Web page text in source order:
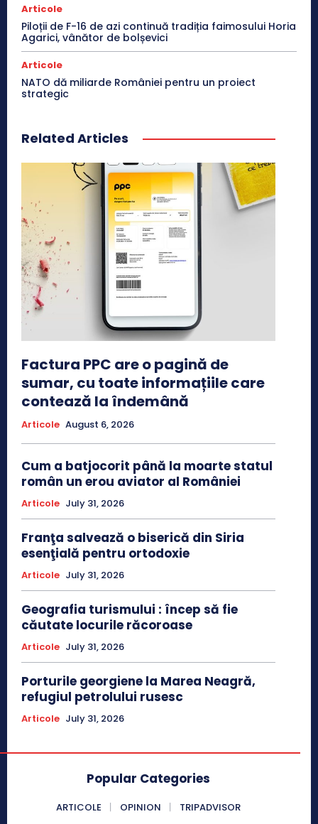
Articole
Piloții de F-16 de azi continuă tradiția faimosului Horia
Agarici, vânător de bolșevici
Articole
NATO dă miliarde României pentru un proiect
strategic
Related Articles
Factura PPC are o pagină de
sumar, cu toate informațiile care
contează la îndemână
Articole August 6, 2026
Cum a batjocorit până la moarte statul
român un erou aviator al României
Articole July 31, 2026
Franţa salvează o biserică din Siria
esenţială pentru ortodoxie
Articole July 31, 2026
Geografia turismului : încep să fie
căutate locurile răcoroase
Articole July 31, 2026
Porturile georgiene la Marea Neagră,
refugiul petrolului rusesc
Articole July 31, 2026
Popular Categories
ARTICOLE OPINION TRIPADVISOR